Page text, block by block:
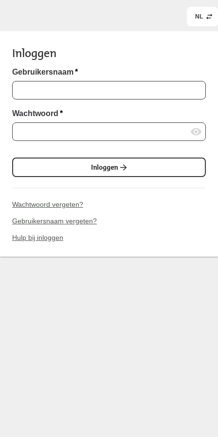
NL
Inloggen
Gebruikersnaam*
Wachtwoord *
Inloggen
Wachtwoord vergeten?
Gebruikersnaam vergeten?
Hulp bij inloggen